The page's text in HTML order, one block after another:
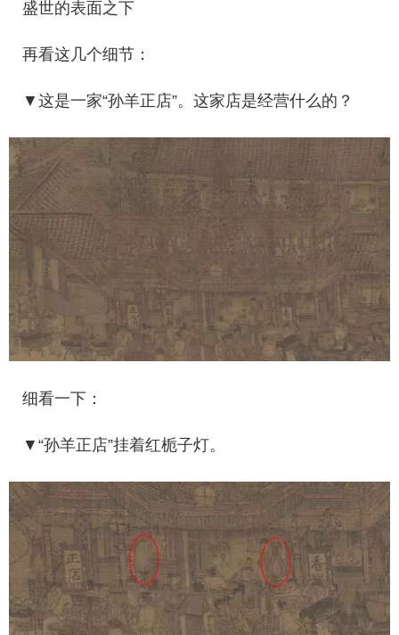
盛世的表面之下
再看这几个细节：
▼这是一家“孙羊正店”。这家店是经营什么的？
细看一下：
▼“孙羊正店”挂着红栀子灯。